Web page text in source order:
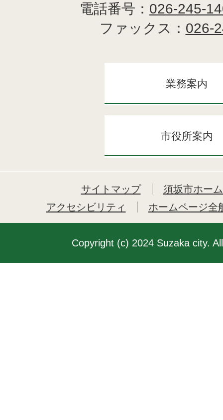
電話番号： 026-245-
ファックス： 026-
業務案内
市役所案内
サイトマップ
須坂市ホー
アクセシビリティ
ホームページ全
Copyright (c) 2024 Suzaka city.